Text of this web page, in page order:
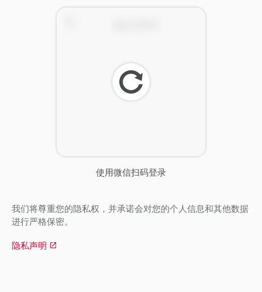
使用微信扫码登录
刷
新
我们将尊重您的隐私权，并承诺会对您的个人信息和其他数据
进行严格保密。
隐私声明